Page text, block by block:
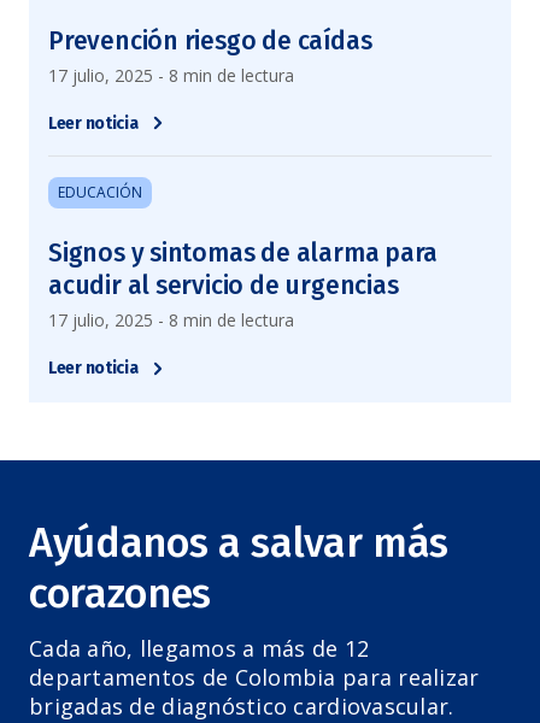
Prevención riesgo de caídas
17 julio, 2025 - 8 min de lectura
Leer noticia
EDUCACIÓN
Signos y sintomas de alarma para
acudir al servicio de urgencias
17 julio, 2025 - 8 min de lectura
Leer noticia
Ayúdanos a salvar más
corazones
Cada año, llegamos a más de 12
departamentos de Colombia para realizar
brigadas de diagnóstico cardiovascular.